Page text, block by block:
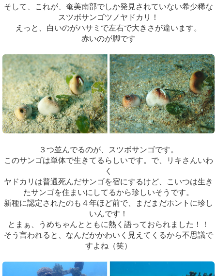
そして、これが、奄美南部でしか発見されていない希少稀な
スツボサンゴツノヤドカリ！
えっと、白いのがハサミで左右で大きさが違います。
赤いのが脚です
３つ並んでるのが、スツボサンゴです。
このサンゴは単体で生きてるらしいです。で、リキさんいわ
く
ヤドカリは普通死んだサンゴを宿にするけど、こいつは生き
たサンゴを住まいにしてるから珍しいそうです。
新種に認定されたのも４年ほど前で、まだまだホントに珍し
いんです！
とまぁ、うめちゃんとともに熱く語っておられました！！
そう言われると、なんだかかわいく見えてくるから不思議で
すよね（笑）